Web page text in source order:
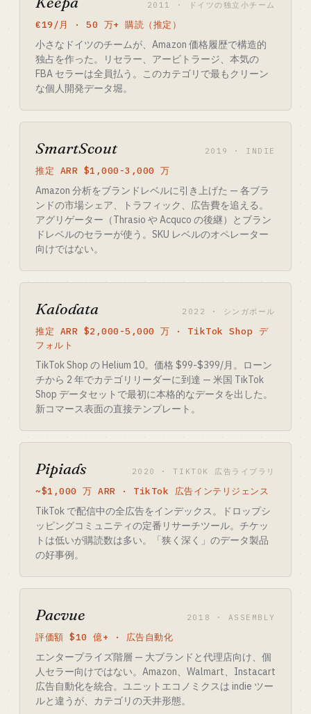
2011 · ドイツの独立小チーム
€19/月 · 50 万+ 購読（推定）
小さなドイツのチームが、Amazon 価格履歴で構造的
独占を作った。リセラー、アービトラージ、本気の
FBA セラーは全員払う。このカテゴリで最もクリーン
な個人開発データ堀。
SmartScout 2019 · INDIE
推定 ARR $1,000-3,000 万
Amazon 分析をブランドレベルに引き上げた — 各ブラ
ンドの市場シェア、トラフィック、広告費を追える。
アグリゲーター（Thrasio や Acquco の後継）とブラン
ドレベルのセラーが使う。SKU レベルのオペレーター
向けではない。
Kalodata 2022 · シンガポール
推定 ARR $2,000-5,000 万 · TikTok Shop デ
フォルト
TikTok Shop の Helium 10。価格 $99-$399/月。ローン
チから 2 年でカテゴリリーダーに到達 — 米国 TikTok
Shop データセットで最初に本格的なデータを出した。
新コマース表面の直接テンプレート。
Pipiads 2020 · TIKTOK 広告ライブラリ
~$1,000 万 ARR · TikTok 広告インテリジェンス
TikTok で配信中の全広告をインデックス。ドロップシ
ッピングコミュニティの定番リサーチツール。チケッ
トは低いが購読数は多い。「狭く深く」のデータ製品
の好事例。
Pacvue 2018 · ASSEMBLY
評価額 $10 億+ · 広告自動化
エンタープライズ階層 — 大ブランドと代理店向け、個
人セラー向けではない。Amazon、Walmart、Instacart
広告自動化を統合。ユニットエコノミクスは indie ツー
ルと違うが、カテゴリの天井形態。